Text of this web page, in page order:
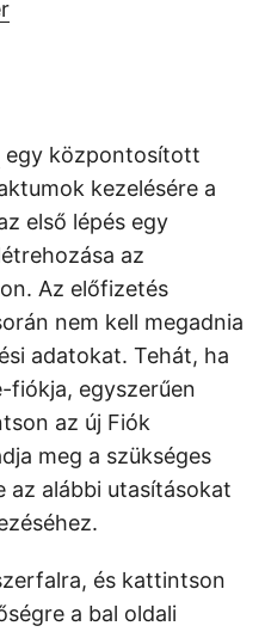
egy központosított
kezelésére a
első lépés egy
az
Az előfizetés
nem kell megadnia
adatokat. Tehát, ha
fiókja, egyszerűen
az új Fiók
meg a szükséges
az alábbi utasításokat
és kattintson
a bal oldali